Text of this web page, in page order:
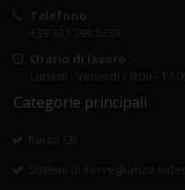
Telefono:
+39 331 396 5239
Orario di lavoro:
Lunedi - Venerdi / 8:00 - 17:00
Categorie principali
Radio CB
Sistemi di sorveglianza video